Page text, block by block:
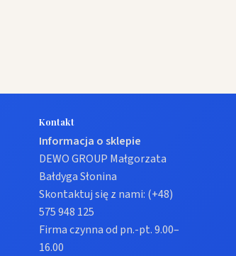
Kontakt
Informacja o sklepie
DEWO GROUP Małgorzata
Bałdyga Słonina
Skontaktuj się z nami: (+48)
575 948 125
Firma czynna od pn.-pt. 9.00–
16.00